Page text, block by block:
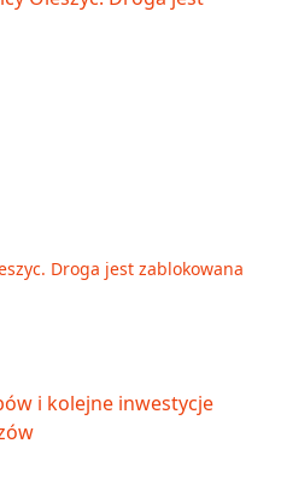
Droga jest zablokowana